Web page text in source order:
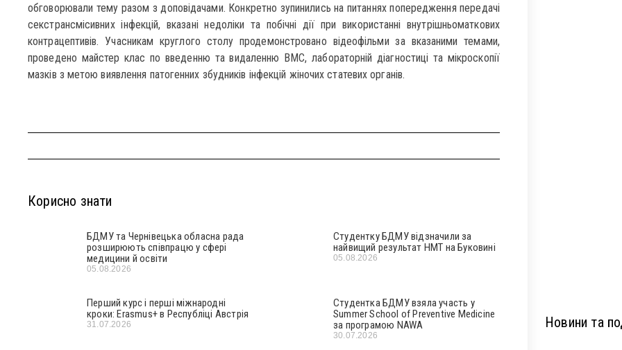
обговорювали тему разом з доповідачами. Конкретно зупинились на питаннях попередження передачі
секстрансмісивних інфекцій, вказані недоліки та побічні дії при використанні внутрішньоматкових
контрацептивів. Учасникам круглого столу продемонстровано відеофільми за вказаними темами,
проведено майстер клас по введенню та видаленню ВМС, лабораторній діагностиці та мікроскопії
мазків з метою виявлення патогенних збудників інфекцій жіночих статевих органів.
Корисно знати
БДМУ та Чернівецька обласна рада
розширюють співпрацю у сфері
медицини й освіти
05.08.2026
Студентку БДМУ відзначили за
найвищий результат НМТ на Буковині
05.08.2026
Перший курс і перші міжнародні
кроки: Erasmus+ в Республіці Австрія
31.07.2026
Студентка БДМУ взяла участь у
Summer School of Preventive Medicine
за програмою NAWA
30.07.2026
Новини та